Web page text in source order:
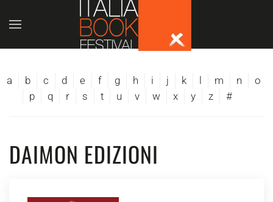
Skip to main content
a b c d e f g h i j k m n
o
p
q r s t u v w x y z #
DAIMON EDIZIONI